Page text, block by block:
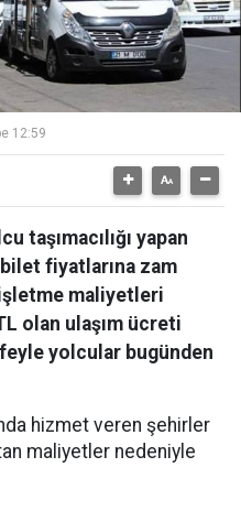
12:59
taşımacılığı yapan
fiyatlarına zam
işletme maliyetleri
olan ulaşım ücreti
yolcular bugünden
hizmet veren şehirler
maliyetler nedeniyle